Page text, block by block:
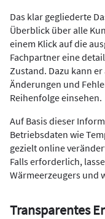
Das klar gegliederte
Überblick über alle
einem Klick auf die
Fachpartner eine
Zustand. Dazu kann
Änderungen und
Reihenfolge einsehen.
Auf Basis dieser
Betriebsdaten wie
gezielt online
Falls erforderlich,
Wärmeerzeugers und
Transparentes